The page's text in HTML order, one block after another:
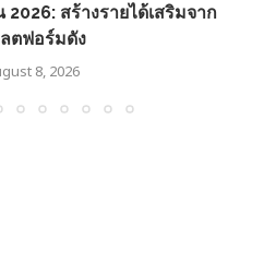
สร้างรายได้เสริมจาก
ตฟอร์มดัง
8, 2026